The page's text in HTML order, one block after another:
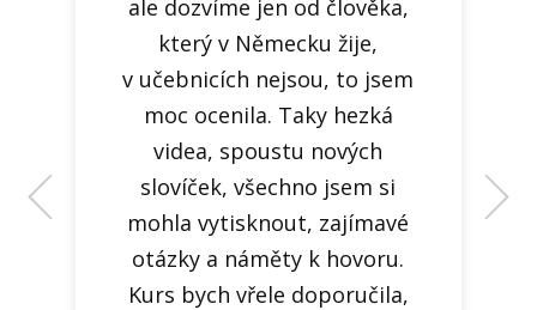
ale dozvíme jen od člověka,
který v Německu žije,
v učebnicích nejsou, to jsem
moc ocenila. Taky hezká
videa, spoustu nových
slovíček, všechno jsem si
mohla vytisknout, zajímavé
otázky a náměty k hovoru.
Kurs bych vřele doporučila,
Dušan Mrňa
Hana V.